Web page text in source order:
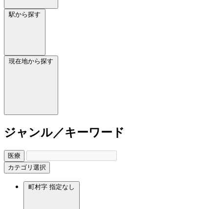
駅から探す
現在地から探す
ジャンル／キーワード
医療
カテゴリ選択
町村字 指定なし